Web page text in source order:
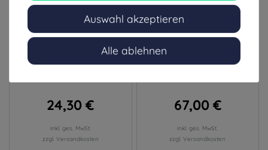
PAX Kennzeichnung für Griffe
von Taschen und Rucksäcken
24,30 €
inkl. ges. MwSt.
zzgl. Versandkosten
PAX Wandhalterung für
67,00 €
inkl. ges. MwSt.
zzgl. Versandkosten
Auswahl akzeptieren
Alle ablehnen